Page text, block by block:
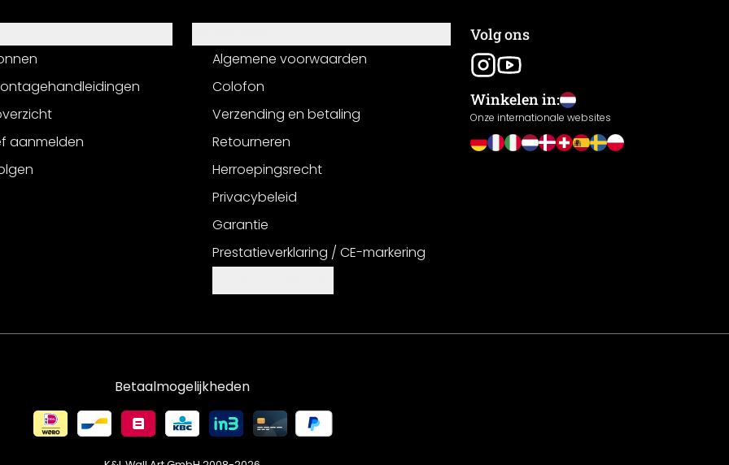
aanmelden
Algemene voorwaarden
Colofon
Verzending en betaling
Retourneren
Herroepingsrecht
Privacybeleid
Garantie
Prestatieverklaring / CE-markering
Volg ons
Winkelen in:
Onze internationale websites
Betaalmogelijkheden